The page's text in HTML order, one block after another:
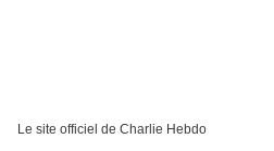
Le site officiel de Charlie Hebdo